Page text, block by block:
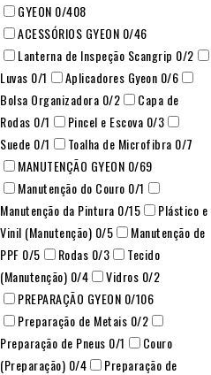
GYEON 0/408
ACESSÓRIOS GYEON 0/46
Lanterna de Inspeção Scangrip 0/2
Luvas 0/1 Aplicadores Gyeon 0/6
Bolsa Organizadora 0/2
Capa de
Rodas 0/1 Pincel e Escova 0/3
Suede 0/1 Toalha de Microfibra 0/7
MANUTENÇÃO GYEON 0/69
Manutenção do Couro 0/1
Manutenção da Pintura 0/15
Plástico e
Vinil (Manutenção) 0/5
Manutenção de
PPF 0/5 Rodas 0/3
Tecido
(Manutenção) 0/4 Vidros 0/2
PREPARAÇÃO GYEON 0/106
Preparação de Metais 0/2
Preparação de Pneus 0/1
Couro
(Preparação) 0/4
Preparação de